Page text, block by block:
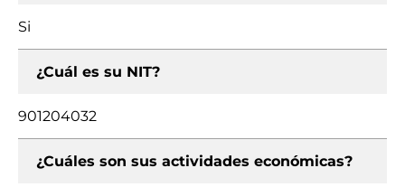
Si
¿Cuál es su NIT?
901204032
¿Cuáles son sus actividades económicas?